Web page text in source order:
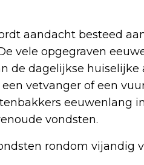
aandacht besteed
vele opgegraven
de dagelijkse
vetvanger of een
eeuwenlang
vondsten.
rondom vijandig